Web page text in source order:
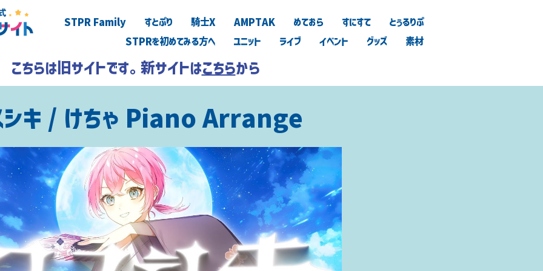
STPR Family すとぷり 騎士X AMPTAK めておら すにすて
とぅるりぷ
STPRを初めてみる方へ
ユニット ライブ イベント グッズ 素材
こちらは旧サイトです。新サイトはこちらから
シキ / けちゃ Piano Arrange